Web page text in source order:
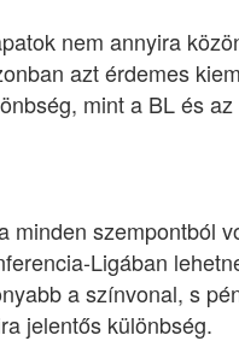
nem annyira
azt érdemes
mint a BL és
minden szempontból
Ligában
a színvonal, s
jelentős különbség.